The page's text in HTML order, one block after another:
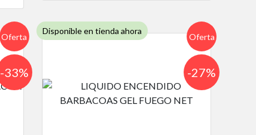
Oferta
-33%
Disponible en tienda ahora
Oferta
-27%